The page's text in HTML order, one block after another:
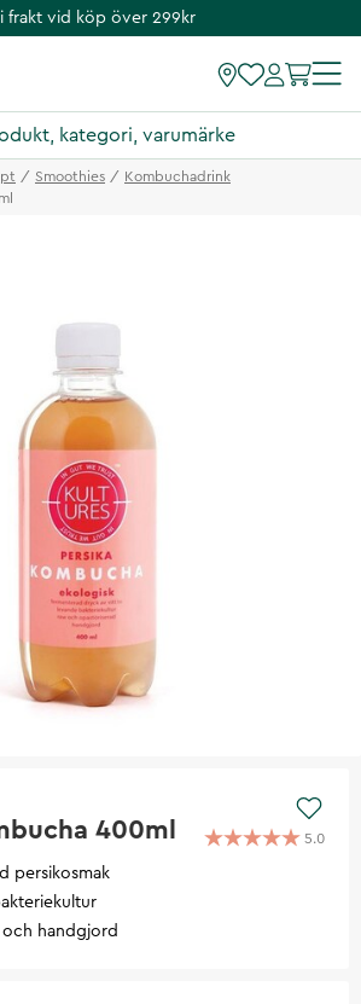
frakt vid köp över 299kr
Smoothies
Kombuchadrink
400ml 5.0
persikosmak
och handgjord